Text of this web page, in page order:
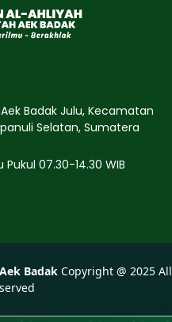
Badak Julu, Kecamatan
Selatan, Sumatera
07.30-14.30 WIB
Badak Copyright @ 2025 All